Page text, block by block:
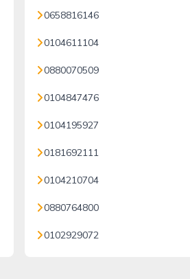
0658816146
0104611104
0880070509
0104847476
0104195927
0181692111
0104210704
0880764800
0102929072